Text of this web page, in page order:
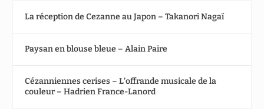
La réception de Cezanne au Japon – Takanori Nagaï
Paysan en blouse bleue – Alain Paire
Cézanniennes cerises – L’offrande musicale de la
couleur – Hadrien France-Lanord